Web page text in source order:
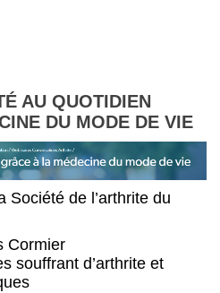
AU QUOTIDIEN
DU MODE DE VIE
Société de l’arthrite du
Cormier
souffrant d’arthrite et